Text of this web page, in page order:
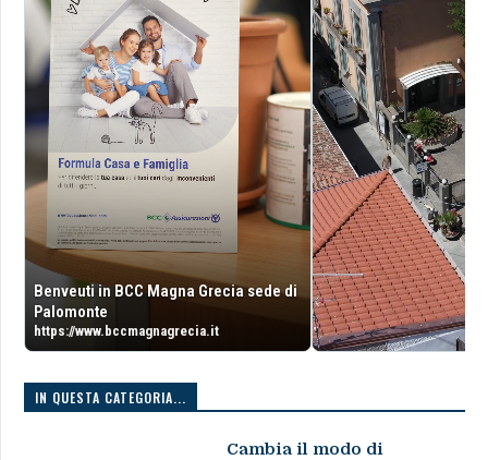
Benveuti in BCC Magna Grecia sede di
Palomonte
https://www.bccmagnagrecia.it
IN QUESTA CATEGORIA...
Cambia il modo di